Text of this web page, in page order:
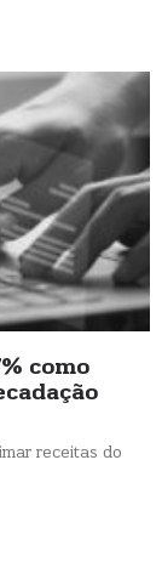
como
receitas do